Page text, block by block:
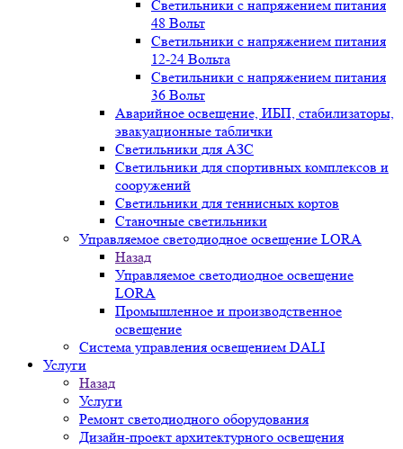
Светильники с напряжением питания
48 Вольт
Светильники с напряжением питания
12-24 Вольта
Светильники с напряжением питания
36 Вольт
Аварийное освещение, ИБП, стабилизаторы,
эвакуационные таблички
Светильники для АЗС
Светильники для спортивных комплексов и
сооружений
Светильники для теннисных кортов
Станочные светильники
Управляемое светодиодное освещение LORA
Назад
Управляемое светодиодное освещение
LORA
Промышленное и производственное
освещение
Система управления освещением DALI
Услуги
Назад
Услуги
Ремонт светодиодного оборудования
Дизайн-проект архитектурного освещения